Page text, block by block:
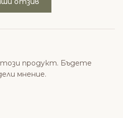
този продукт. Бъдете
мнение.